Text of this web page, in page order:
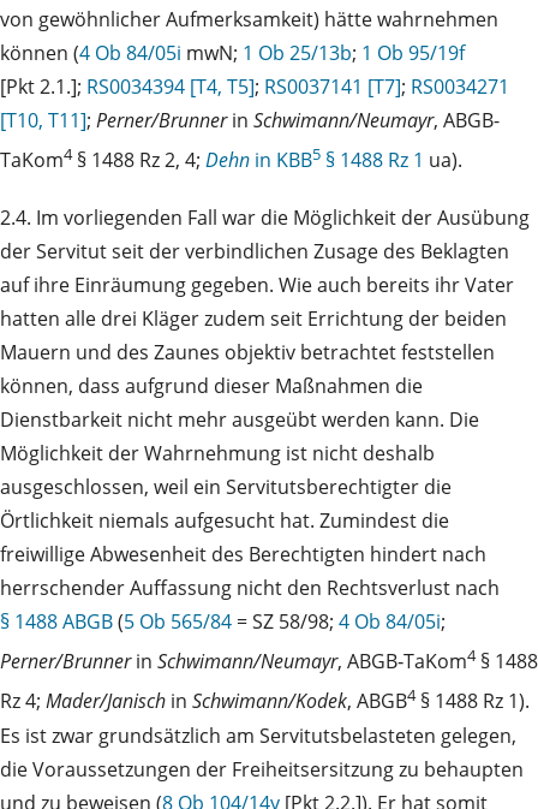
von gewöhnlicher Aufmerksamkeit) hätte wahrnehmen
können (4 Ob 84/05i mwN; 1 Ob 25/13b; 1 Ob 95/19f
[Pkt 2.1.]; RS0034394 [T4, T5]; RS0037141 [T7]; RS0034271
[T10, T11]; Perner/Brunnerin Schwimann/Neumayr, ABGB-
TaKom4§ 1488 Rz 2, 4; Dehn in KBB5 § 1488 Rz 1 ua).
2.4. Im vorliegenden Fall war die Möglichkeit der Ausübung
der Servitut seit der verbindlichen Zusage des Beklagten
auf ihre Einräumung gegeben. Wie auch bereits ihr Vater
hatten alle drei Kläger zudem seit Errichtung der beiden
Mauern und des Zaunes objektiv betrachtet feststellen
können, dass aufgrund dieser Maßnahmen die
Dienstbarkeit nicht mehr ausgeübt werden kann. Die
Möglichkeit der Wahrnehmung ist nicht deshalb
ausgeschlossen, weil ein Servitutsberechtigter die
Örtlichkeit niemals aufgesucht hat. Zumindest die
freiwillige Abwesenheit des Berechtigten hindert nach
herrschender Auffassung nicht den Rechtsverlust nach
§ 1488 ABGB(5 Ob 565/84 = SZ 58/98; 4 Ob 84/05i;
Perner/Brunnerin Schwimann/Neumayr, ABGB‑TaKom4§ 1488
Rz 4; Mader/Janisch in Schwimann/Kodek, ABGB4§ 1488 Rz 1).
Es ist zwar grundsätzlich am Servitutsbelasteten gelegen,
die Voraussetzungen der Freiheitsersitzung zu behaupten
und zu beweisen (8 Ob 104/14y [Pkt 2.2.]). Er hat somit